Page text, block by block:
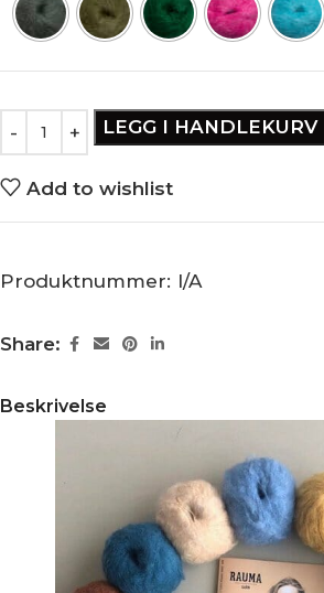
LEGG I HANDLEKURV
Add to wishlist
Produktnummer: I/A
Share:
Beskrivelse